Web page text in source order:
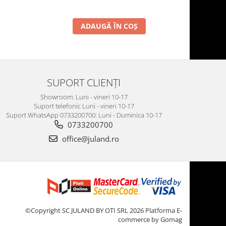
ADAUGĂ ÎN COȘ
SUPORT CLIENȚI
Showroom: Luni - vineri 10-17
Suport telefonic Luni - vineri 10-17
Suport WhatsApp 0733200700: Luni - Duminica 10-17
0733200700
office@juland.ro
©Copyright SC JULAND BY OTI SRL 2026 Platforma E-
commerce by Gomag